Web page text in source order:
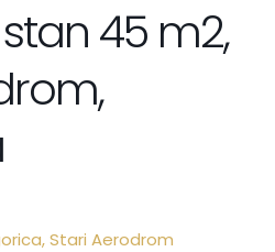
45 m2,
,Stari Aerodrom